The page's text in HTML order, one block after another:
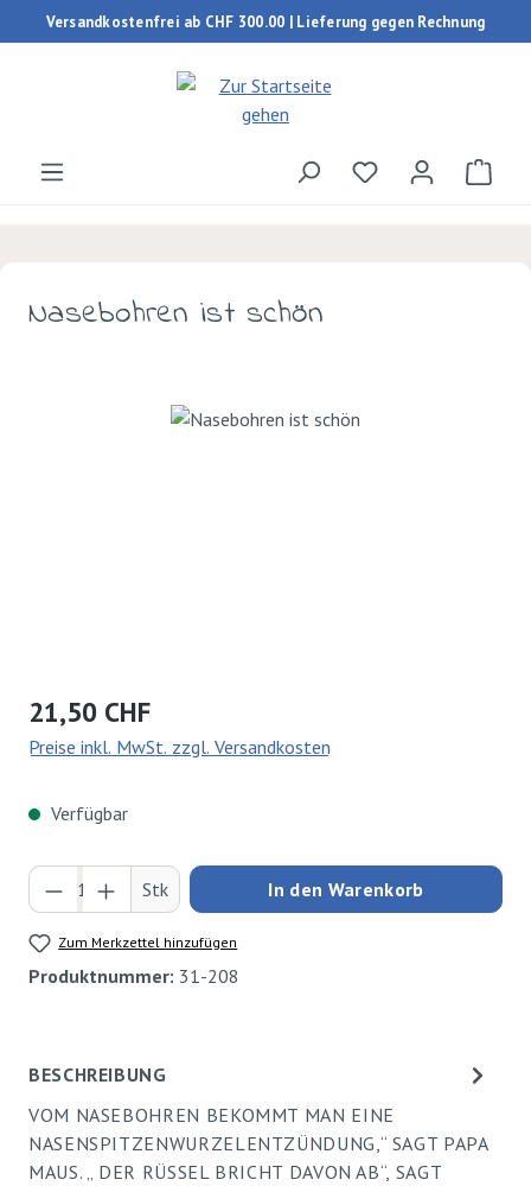
Zum Hauptinhalt springen
Versandkostenfrei ab CHF 300.00 | Lieferung gegen Rechnung
Du hast 0
Nasebohren ist schön
Bildergalerie überspringen
Regulärer Preis:
21,50 CHF
Preise inkl. MwSt. zzgl. Versandkosten
Verfügbar
Produkt Anzahl: Gib den gewünschten Wert
Stk In den Warenkorb
Zum Merkzettel hinzufügen
Produktnummer: 31-208
BESCHREIBUNG
VOM NASEBOHREN BEKOMMT MAN EINE
NASENSPITZENWURZELENTZÜNDUNG,“ SAGT PAPA
MAUS. „ DER RÜSSEL BRICHT DAVON AB“, SAGT